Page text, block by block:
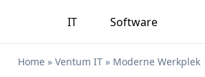
IT Software
Home » Ventum IT » Moderne Werkplek